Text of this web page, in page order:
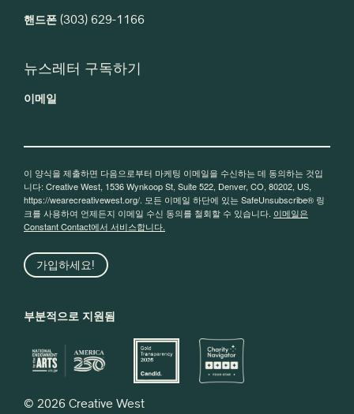
핸드폰 (303) 629-1166
뉴스레터 구독하기
이메일
이 양식을 제출하면 다음으로부터 마케팅 이메일을 수신하는 데 동의하는 것입
니다: Creative West, 1536 Wynkoop St, Suite 522, Denver, CO, 80202, US,
https://wearecreativewest.org/. 모든 이메일 하단에 있는 SafeUnsubscribe® 링
크를 사용하여 언제든지 이메일 수신 동의를 철회할 수 있습니다. 이메일은
Constant Contact에서 서비스합니다.
가입하세요!
부분적으로 지원됨
© 2026 Creative West